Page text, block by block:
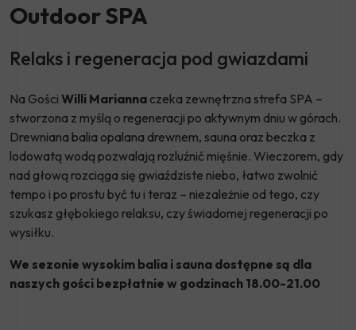
Outdoor SPA
Relaks i regeneracja pod gwiazdami
Na Gości Willi Marianna czeka zewnętrzna strefa SPA –
stworzona z myślą o regeneracji po aktywnym dniu w górach.
Drewniana balia opalana drewnem, sauna oraz beczka z
lodowatą wodą pozwalają rozluźnić mięśnie. Wieczorem, gdy
nad głową rozciąga się gwiaździste niebo, łatwo zwolnić
tempo i po prostu być tu i teraz – niezależnie od tego, czy
szukasz głębokiego relaksu, czy świadomej regeneracji po
wysiłku.
We sezonie wysokim balia i sauna dostępne są dla
naszych gości bezpłatnie w godzinach 18.00-21.00